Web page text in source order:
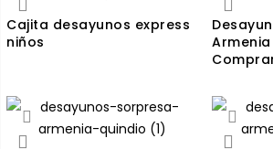
Cajita desayunos express
niños